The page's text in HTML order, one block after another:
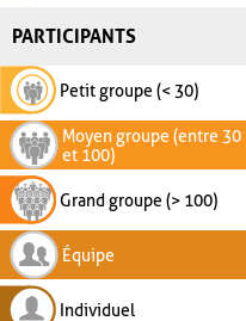
PARTICIPANTS
Petit groupe (< 30)
Moyen groupe (entre 30
et 100)
Grand groupe (> 100)
Équipe
Individuel